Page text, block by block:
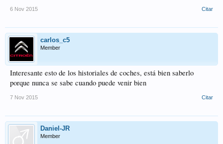
6 Nov 2015 Citar
carlos_c5
Member
Interesante esto de los historiales de coches, está bien saberlo
porque nunca se sabe cuando puede venir bien
7 Nov 2015 Citar
Daniel-JR
Member